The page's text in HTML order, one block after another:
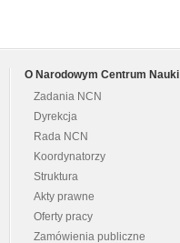
O Narodowym Centrum Nauki
Zadania NCN
Dyrekcja
Rada NCN
Koordynatorzy
Struktura
Akty prawne
Oferty pracy
Zamówienia publiczne